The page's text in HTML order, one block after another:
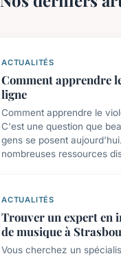
ACTUALITÉS
Comment apprendre
ligne
Comment apprendre le
C'est une question que
gens se posent
nombreuses ressources
ACTUALITÉS
Trouver un expert en
de musique à
Vous cherchez un